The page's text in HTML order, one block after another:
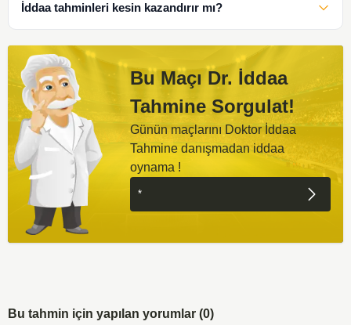
İddaa tahminleri kesin kazandırır mı?
Bu Maçı Dr. İddaa
Tahmine Sorgulat!
Günün maçlarını Doktor İddaa
Tahmine danışmadan iddaa
oynama !
Bu tahmin için yapılan yorumlar (0)